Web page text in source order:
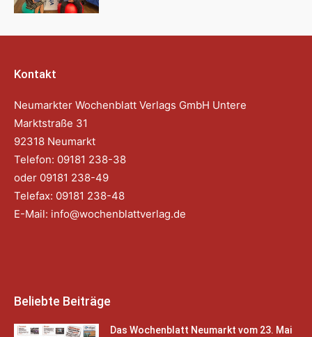
Kontakt
Neumarkter Wochenblatt Verlags GmbH Untere
Marktstraße 31
92318 Neumarkt
Telefon: 09181 238-38
oder 09181 238-49
Telefax: 09181 238-48
E-Mail: info@wochenblattverlag.de
Beliebte Beiträge
Das Wochenblatt Neumarkt vom 23. Mai